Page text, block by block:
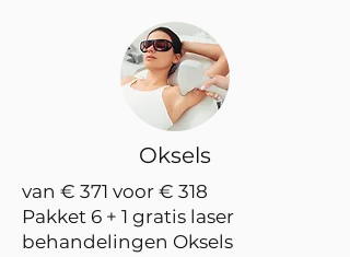
Oksels
van € 371 voor € 318
Pakket 6 + 1 gratis laser
behandelingen Oksels